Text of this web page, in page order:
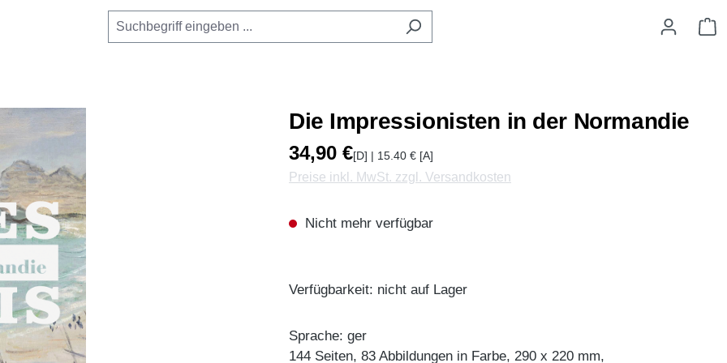
Die Impressionisten in der Normandie
34,90 €[D] | 15.40 € [A]
Preise inkl. MwSt. zzgl. Versandkosten
Nicht mehr verfügbar
Verfügbarkeit: nicht auf Lager
Sprache: ger
144 Seiten, 83 Abbildungen in Farbe, 290 x 220 mm,